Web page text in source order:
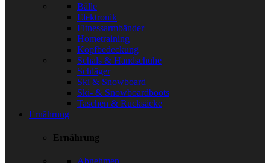
Bälle
Elektronik
Fitnessarmbänder
Hometraining
Kopfbedeckung
Schals & Handschuhe
Schläger
Ski & Snowboard
Ski- & Snowboardboots
Taschen & Rucksäcke
Ernährung
Ernährung